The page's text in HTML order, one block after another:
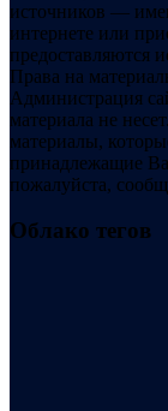
источников —
интернете или
предоставляются
Права на
Администрация
материала не
материалы,
принадлежащие
пожалуйста,
Облако тегов